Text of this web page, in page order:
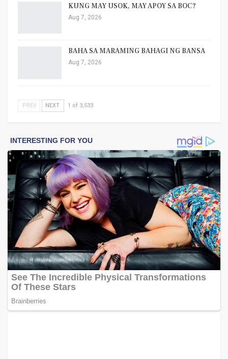
KUNG MAY USOK, MAY APOY SA BOC?
Aug 7, 2026
BAHA SA MARAMING BAHAGI NG BANSA
Aug 7, 2026
PREV NEXT 1 of 3,533